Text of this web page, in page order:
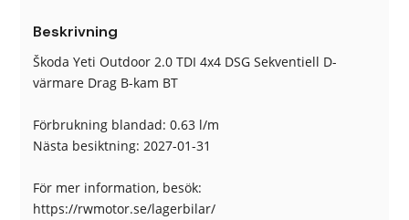
Bluetooth
Jungle green metallic
Euro NCAP 5
ABS-bromsar
ACC 2 klimatzoner
Airbag passagerare fram
AUX-ingång
Avstängningsbar airbag
Beskrivning
Škoda Yeti Outdoor 2.0 TDI 4x4 DSG Sekventiell D-
värmare Drag B-kam BT
Förbrukning blandad: 0.63 l/m
Nästa besiktning: 2027-01-31
För mer information, besök:
https://rwmotor.se/lagerbilar/